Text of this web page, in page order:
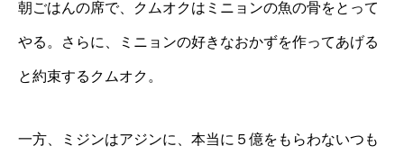
朝ごはんの席で、クムオクはミニョンの魚の骨をとって
やる。さらに、ミニョンの好きなおかずを作ってあげる
と約束するクムオク。
一方、ミジンはアジンに、本当に５億をもらわないつも